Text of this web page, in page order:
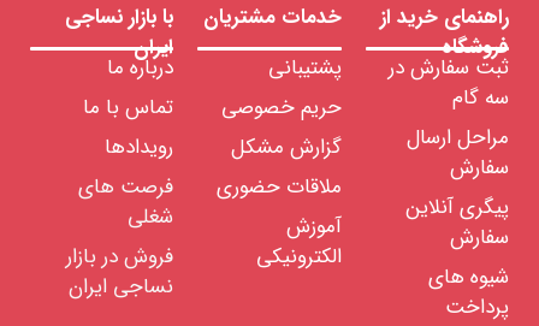
راهنمای خرید از
فروشگاه
ثبت سفارش در
سه گام
مراحل ارسال
سفارش
پیگری آنلاین
سفارش
شیوه های
پرداخت
خدمات مشتریان
پشتیبانی
حریم خصوصی
گزارش مشکل
ملاقات حضوری
آموزش
الکترونیکی
با بازار نساجی
ایران
درباره ما
تماس با ما
رویدادها
فرصت های
شغلی
فروش در بازار
نساجی ایران